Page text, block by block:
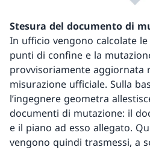
Stesura del documento di
In ufficio vengono calcolate
punti di confine e la
provvisoriamente aggiornata
misurazione ufficiale. Sulla
l’ingegnere geometra
documenti di mutazione: il
e il piano ad esso allegato.
vengono quindi trasmessi, a